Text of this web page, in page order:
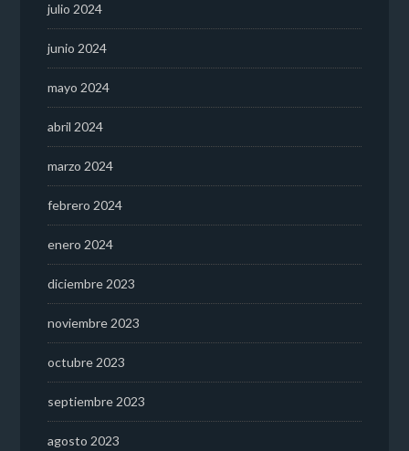
julio 2024
junio 2024
mayo 2024
abril 2024
marzo 2024
febrero 2024
enero 2024
diciembre 2023
noviembre 2023
octubre 2023
septiembre 2023
agosto 2023